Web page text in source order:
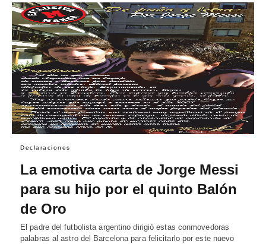
Declaraciones
La emotiva carta de Jorge Messi
para su hijo por el quinto Balón
de Oro
El padre del futbolista argentino dirigió estas conmovedoras
palabras al astro del Barcelona para felicitarlo por este nuevo